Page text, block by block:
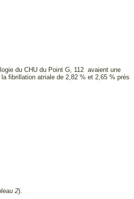
du CHU du Point G, 112 avaient une
fibrillation atriale de 2,82 % et 2,65 % près
2).